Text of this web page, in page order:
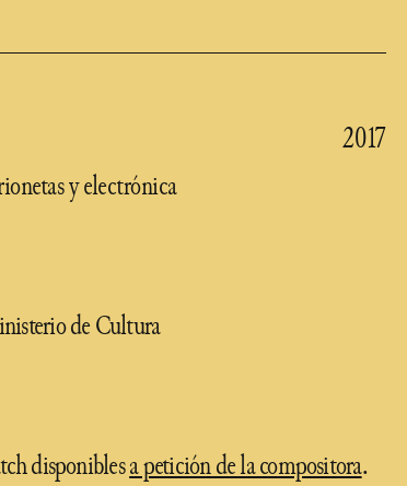
2017
y electrónica
de Cultura
disponiblesa petición de la compositora.